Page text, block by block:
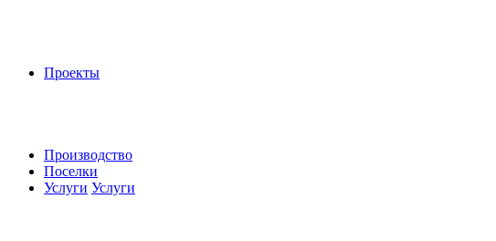
Проекты
Производство
Поселки
Услуги Услуги